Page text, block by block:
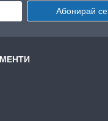
Абонирай се